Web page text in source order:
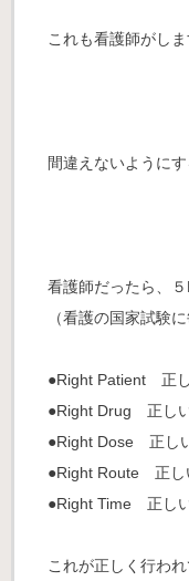
これも看護師がしま
間違えないように
看護師だったら、
（看護の国家試験
●Right Patient 正
●Right Drug 正し
●Right Dose 正し
●Right Route 正し
●Right Time 正し
これが正しく行わ